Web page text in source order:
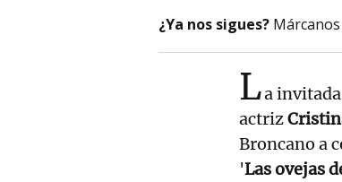
¿Ya nos sigues?
La
actriz
Broncano a
'Las ovejas